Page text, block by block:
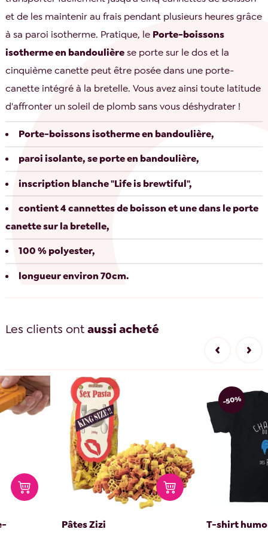
et de les maintenir au frais pendant plusieurs heures grâce
à sa paroi isotherme. Pratique, le Porte-boissons
isotherme en bandoulièrese porte sur le dos et la
cinquième canette peut être posée dans une porte-
canette intégré à la bretelle. Vous avez ainsi toute latitude
d'affronter un soleil de plomb sans vous déshydrater !
Porte-boissons isotherme en bandoulière,
paroi isolante, se porte en bandoulière,
inscription blanche "Life is brewtiful",
contient 4 cannettes de boisson et une dans le porte
canette sur la bretelle,
100 % polyester,
longueur environ 70cm.
Les clients ontaussi acheté
Pâtes Zizi
-50%
T-shirt